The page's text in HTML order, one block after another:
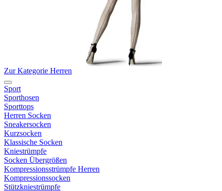
Zur Kategorie Herren
Sport
Sporthosen
Sporttops
Herren Socken
Sneakersocken
Kurzsocken
Klassische Socken
Kniestrümpfe
Socken Übergrößen
Kompressionsstrümpfe Herren
Kompressionssocken
Stützkniestrümpfe